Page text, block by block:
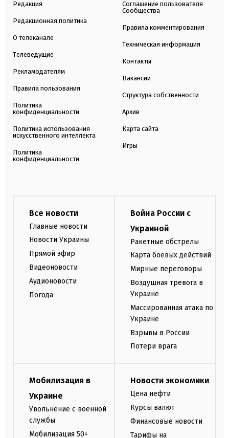
Редакция
Редакционная политика
О телеканале
Телеведущие
Рекламодателям
Правила пользования
Политика
конфиденциальности
Политика использования
искусственного интеллекта
Политика
конфиденциальности
Соглашение пользователя
Сообщества
Правила комментирования
Техническая информация
Контакты
Вакансии
Структура собственности
Архив
Карта сайта
Игры
Все новости
Главные новости
Новости Украины
Прямой эфир
Видеоновости
Аудионовости
Погода
Война России с
Украиной
Ракетные обстрелы
Карта боевых действий
Мирные переговоры
Воздушная тревога в
Украине
Массированная атака по
Украине
Взрывы в России
Потери врага
Мобилизация в
Украине
Увольнение с военной
службы
Мобилизация 50+
Новости экономики
Цена нефти
Курсы валют
Финансовые новости
Тарифы на